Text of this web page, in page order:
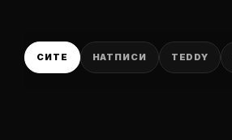
СИТЕ НАТПИСИ TEDDY